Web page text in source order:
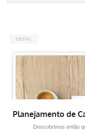
GERAL
Planejamento de
Descobrimos então